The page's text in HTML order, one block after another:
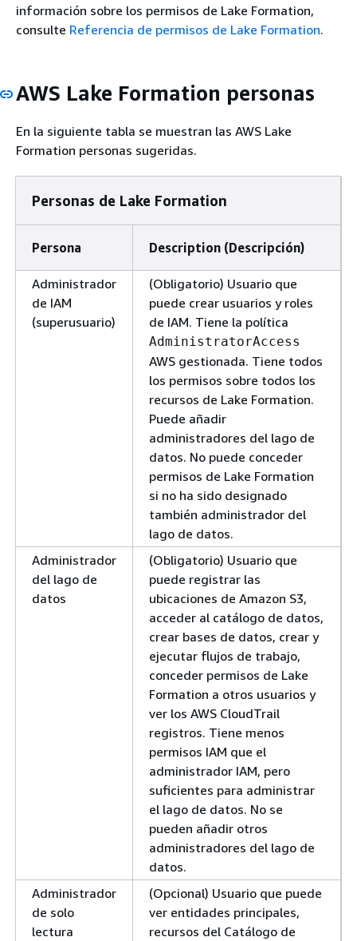
información sobre los permisos de Lake Formation,
consulte Referencia de permisos de Lake Formation.
AWS Lake Formation personas
En la siguiente tabla se muestran las AWS Lake
Formation personas sugeridas.
Personas de Lake Formation
Persona Description (Descripción)
Administrador
de IAM
(superusuario)
(Obligatorio) Usuario que
puede crear usuarios y roles
de IAM. Tiene la política
AdministratorAccess
AWS gestionada. Tiene todos
los permisos sobre todos los
recursos de Lake Formation.
Puede añadir
administradores del lago de
datos. No puede conceder
permisos de Lake Formation
si no ha sido designado
también administrador del
lago de datos.
Administrador
del lago de
datos
(Obligatorio) Usuario que
puede registrar las
ubicaciones de Amazon S3,
acceder al catálogo de datos,
crear bases de datos, crear y
ejecutar flujos de trabajo,
conceder permisos de Lake
Formation a otros usuarios y
ver los AWS CloudTrail
registros. Tiene menos
permisos IAM que el
administrador IAM, pero
suficientes para administrar
el lago de datos. No se
pueden añadir otros
administradores del lago de
datos.
Administrador
de solo
lectura
(Opcional) Usuario que puede
ver entidades principales,
recursos del Catálogo de